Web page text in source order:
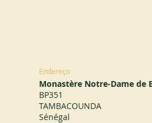
Endereço
Monastère Notre-Dame de
BP351
TAMBACOUNDA
Sénégal